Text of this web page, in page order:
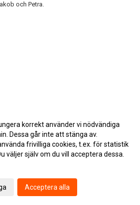
och Petra.
Webbversion
korrekt använder vi nödvändiga
Dessa går inte att stänga av.
frivilliga cookies, t.ex. för statistik
väljer själv om du vill acceptera dessa.
Acceptera alla